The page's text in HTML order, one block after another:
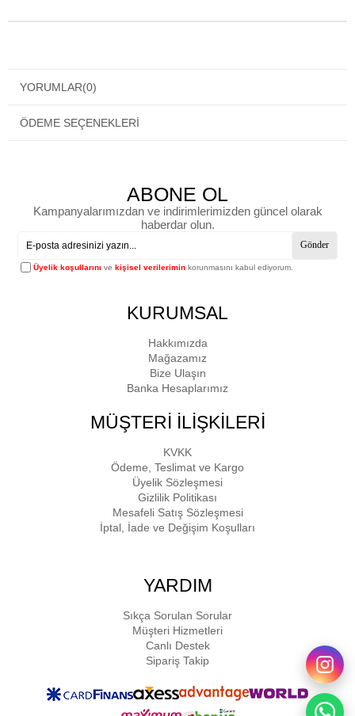
YORUMLAR(0)
ÖDEME SEÇENEKLERI
ABONE OL
Kampanyalarımızdan ve indirimlerimizden güncel olarak
haberdar olun.
Gönder
Üyelik koşullarını vekişisel verilerimin korunmasını kabul ediyorum.
KURUMSAL
Hakkımızda
Mağazamız
Bize Ulaşın
Banka Hesaplarımız
MÜŞTERİ İLİŞKİLERİ
KVKK
Ödeme, Teslimat ve Kargo
Üyelik Sözleşmesi
Gizlilik Politikası
Mesafeli Satış Sözleşmesi
İptal, İade ve Değişim Koşulları
YARDIM
Sıkça Sorulan Sorular
Müşteri Hizmetleri
Canlı Destek
Sipariş Takip